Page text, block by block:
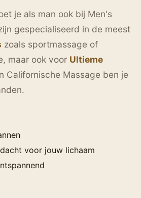
je als man ook bij Men's
gespecialiseerd in de meest
zoals sportmassage of
maar ook voor Ultieme
Californische Massage ben je
voor jouw lichaam